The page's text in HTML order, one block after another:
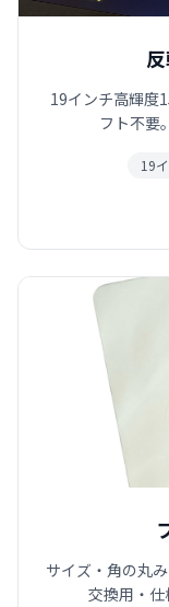
19インチ高輝度
フト不要
19
サイズ・角の丸
交換用・仕